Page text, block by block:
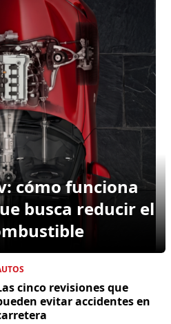
cómo funciona
busca reducir el
cinco revisiones que
evitar accidentes en